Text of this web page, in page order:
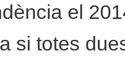
el
si totes